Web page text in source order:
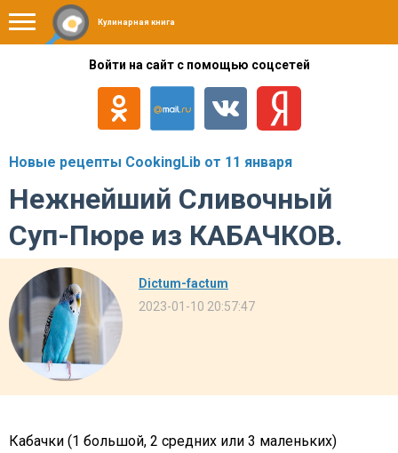
Кулинарная книга
Войти на сайт с помощью соцсетей
Новые рецепты CookingLib от 11 января
Нежнейший Сливочный
Суп-Пюре из КАБАЧКОВ.
Dictum-factum
2023-01-10 20:57:47
Кабачки (1 большой, 2 средних или 3 маленьких)